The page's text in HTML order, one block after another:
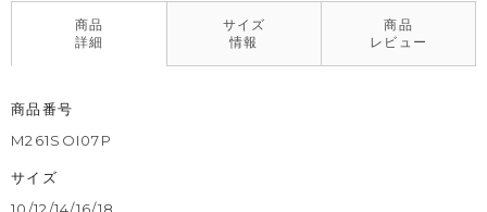
商品
詳細
サイズ
情報
商品
レビュー
商品番号
M261SOI07P
サイズ
10/12/14/16/18